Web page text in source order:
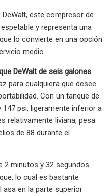
este compresor de
y representa una
lo convierte en una opción
medio.
DeWalt de seis galones
para cualquiera que desee
Con un tanque de
psi, ligeramente inferior a
relativamente liviana, pesa
de 88 durante el
2 minutos y 32 segundos
lo cual es bastante
asa en la parte superior